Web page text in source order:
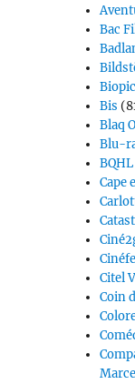
Bac
Biopic
Bis
Blaq
Blu-
Cape
Citel
Coin